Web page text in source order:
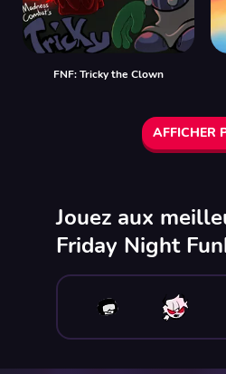
FNF: Tricky the Clown
AFFICHER
Jouez aux
Friday Night